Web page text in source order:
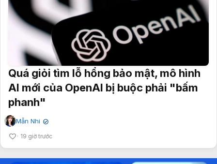
Quá giỏi tìm lỗ hổng bảo mật, mô hình
AI mới của OpenAI bị buộc phải "bấm
phanh"
Mẫn Nhi ✔
19 giờ trước